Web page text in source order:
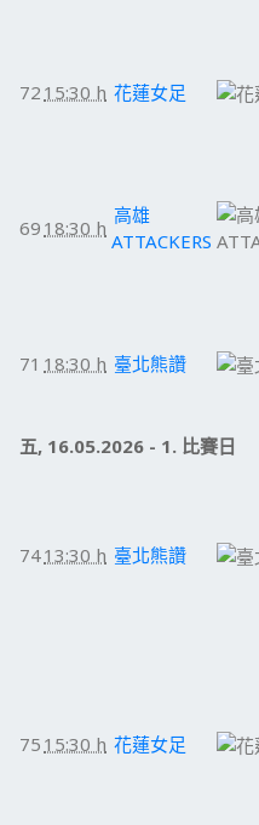
72 15:30 h 花蓮女足
69 18:30 h
高雄
ATTACKERS
71 18:30 h 臺北熊讚
五, 16.05.2026 - 1. 比賽日
7413:30 h 臺北熊讚
75 15:30 h 花蓮女足